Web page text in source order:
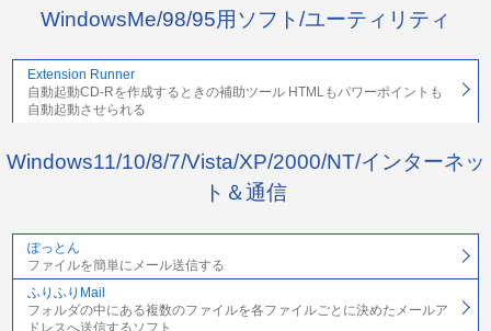
WindowsMe/98/95用ソフト/ユーティリティ
Extension Runner
自動起動CD-Rを作成するときの補助ツール HTMLもパワーポイントも
自動起動させられる
Windows11/10/8/7/Vista/XP/2000/NT/インターネッ
ト＆通信
ぽっとん
ファイルを簡単にメール送信する
ふりふりMail
フォルダの中にある複数のファイルを各ファイルごとに決めたメールア